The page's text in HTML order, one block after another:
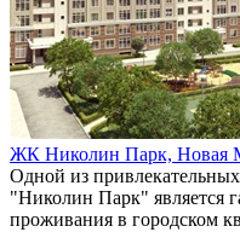
ЖК Николин Парк, Новая
Одной из
"Николин Парк" является
проживания в городском